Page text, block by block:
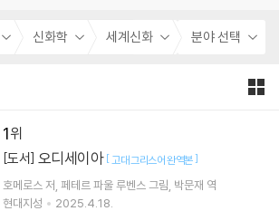
신화학 세계신화 분야 선택
1
[도서] 오디세이아 [고대 그리스어 완역본]
호메로스 저 페테르 파울 루벤스 그림 박문재 역
현대지성
2025.4.18.